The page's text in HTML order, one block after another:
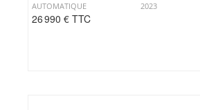
AUTOMATIQUE
2023
26 990 € TTC